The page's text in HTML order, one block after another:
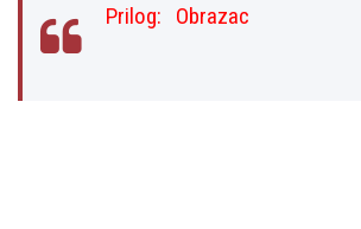
Prilog: Оbrazac